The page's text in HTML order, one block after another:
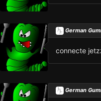
German
connecte
German